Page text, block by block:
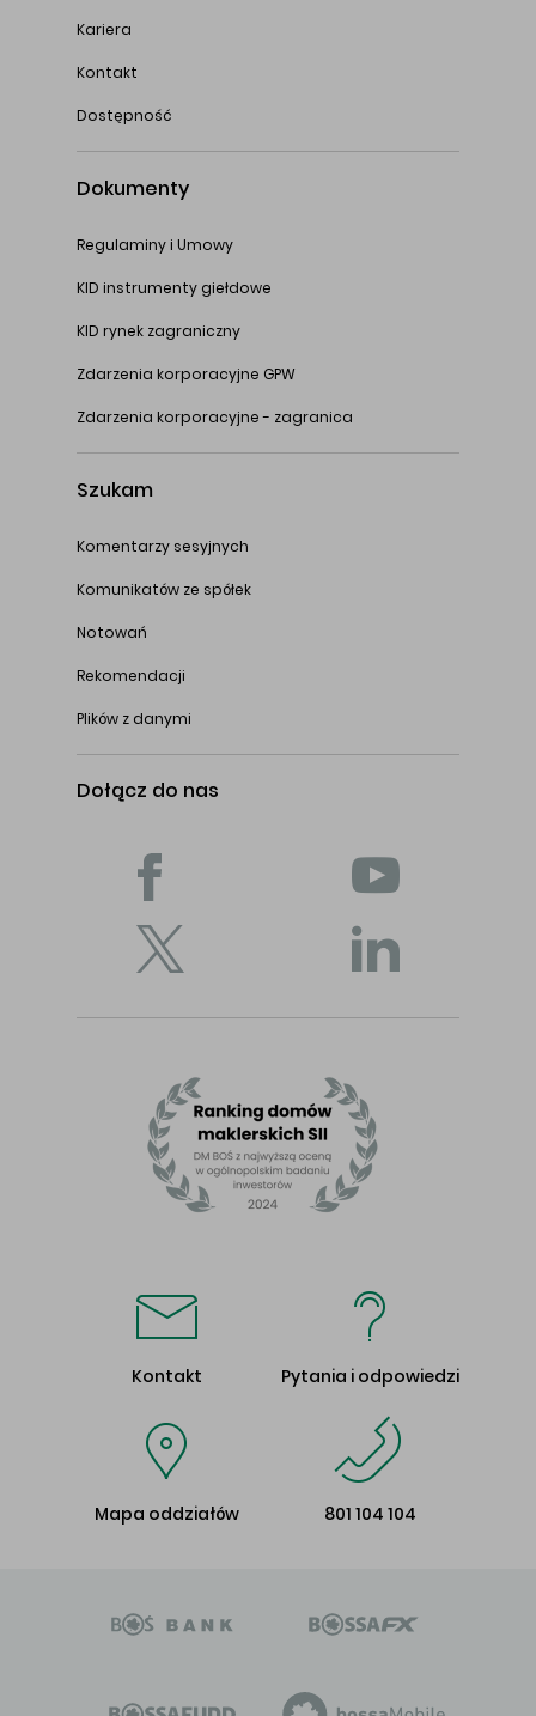
Kariera
Kontakt
Dostępność
Dokumenty
Regulaminy i Umowy
KID instrumenty giełdowe
KID rynek zagraniczny
Zdarzenia korporacyjne GPW
Zdarzenia korporacyjne - zagranica
Szukam
Komentarzy sesyjnych
Komunikatów ze spółek
Notowań
Rekomendacji
Plików z danymi
Dołącz do nas
Kontakt Pytania i odpowiedzi
Mapa oddziałów 801 104 104